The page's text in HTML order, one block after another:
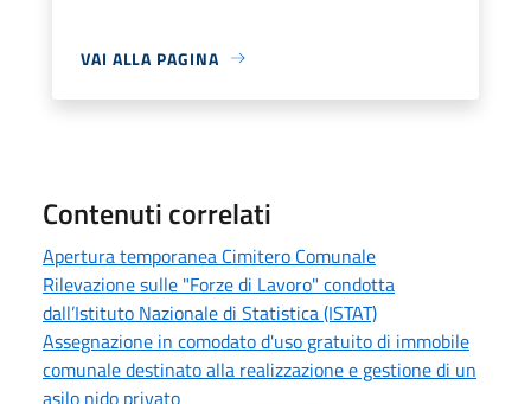
VAI ALLA PAGINA
Contenuti correlati
Apertura temporanea Cimitero Comunale
Rilevazione sulle "Forze di Lavoro" condotta
dall’Istituto Nazionale di Statistica (ISTAT)
Assegnazione in comodato d'uso gratuito di immobile
comunale destinato alla realizzazione e gestione di un
asilo nido privato